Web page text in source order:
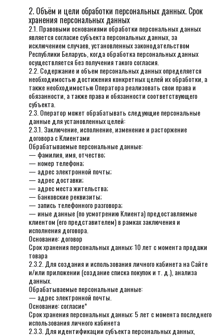
2. Объём и цели обработки персональных данных. Срок
хранения персональных данных
2.1. Правовыми основаниями обработки персональных данных
является согласие субъекта персональных данных, за
исключением случаев, установленных законодательством
Республики Беларусь, когда обработка персональных данных
осуществляется без получения такого согласия.
2.2. Содержание и объем персональных данных определяется
необходимостью достижения конкретных целей их обработки, а
также необходимостью Оператора реализовать свои права и
обязанности, а также права и обязанности соответствующего
субъекта.
2.3. Оператор может обрабатывать следующие персональные
данные для установленных целей:
2.3.1. Заключение, исполнение, изменение и расторжение
договора с Клиентами
Обрабатываемые персональные данные:
— фамилия, имя, отчество;
— номер телефона;
— адрес электронной почты;
— адрес доставки;
— адрес места жительства;
— банковские реквизиты;
— запись телефонного разговора;
— иные данные (по усмотрению Клиента) предоставляемые
клиентом (его представителем) в рамках заключения и
исполнения договора.
Основание: договор
Срок хранения персональных данных: 10 лет с момента продажи
товара
2.3.2. Для создания и использования личного кабинета на Сайте
и/или приложении (создание списка покупок и т. д.), анализа
данных.
Обрабатываемые персональные данные:
— адрес электронной почты.
Основание: согласие*
Срок хранения персональных данных: 5 лет с момента последнего
использования личного кабинета
2.3.3. Для идентификации субъекта персональных данных,